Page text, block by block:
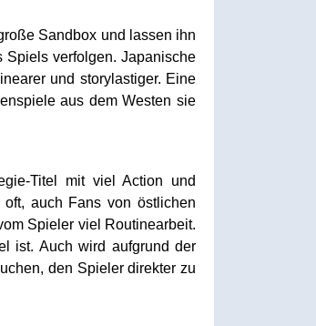
Sandbox und lassen ihn
verfolgen. Japanische
und storylastiger. Eine
aus dem Westen sie
Titel mit viel Action und
auch Fans von östlichen
Spieler viel Routinearbeit.
ist. Auch wird aufgrund der
den Spieler direkter zu